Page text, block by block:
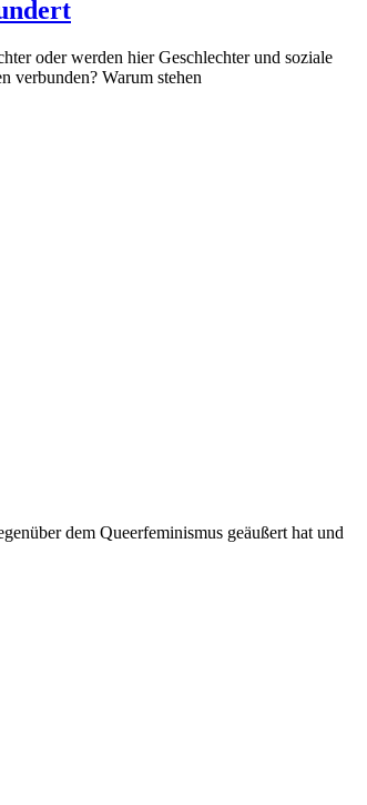
oder werden hier Geschlechter und soziale
verbunden? Warum stehen
dem Queerfeminismus geäußert hat und